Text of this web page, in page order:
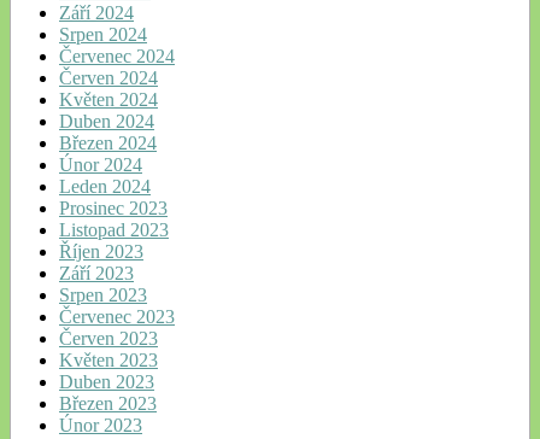
Září 2024
Srpen 2024
Červenec 2024
Červen 2024
Květen 2024
Duben 2024
Březen 2024
Únor 2024
Leden 2024
Prosinec 2023
Listopad 2023
Říjen 2023
Září 2023
Srpen 2023
Červenec 2023
Červen 2023
Květen 2023
Duben 2023
Březen 2023
Únor 2023